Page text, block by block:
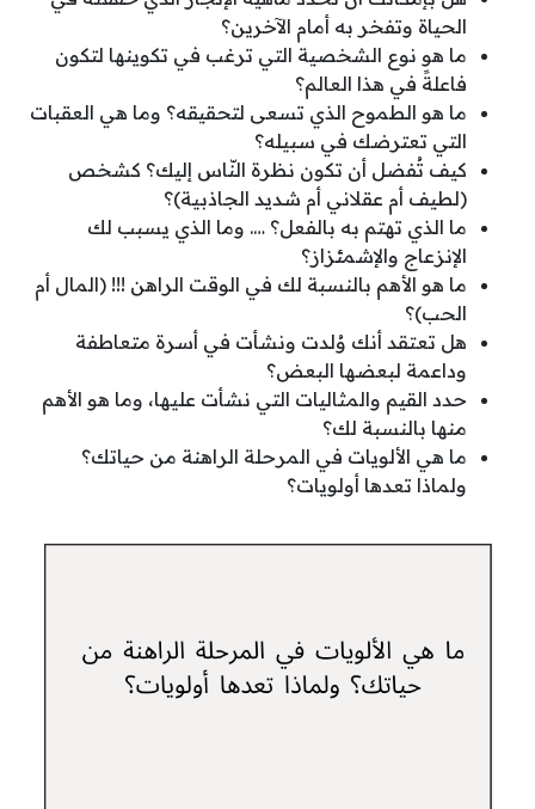
الحياة وتفخر به أمام الآخرين؟
ما هو نوع الشخصية التي ترغب في تكوينها لتكون
فاعلةً في هذا العالم؟
ما هو الطموح الذي تسعى لتحقيقه؟ وما هي العقبات
التي تعترضك في سبيله؟
كيف تُفضل أن تكون نظرة النّاس إليك؟ كشخص
(لطيف أم عقلاني أم شديد الجاذبية)؟
ما الذي تهتم به بالفعل؟ …. وما الذي يسبب لك
الإنزعاج والإشمئزاز؟
ما هو الأهم بالنسبة لك في الوقت الراهن !!! (المال أم
الحب)؟
هل تعتقد أنك وُلدت ونشأت في أسرة متعاطفة
وداعمة لبعضها البعض؟
حدد القيم والمثاليات التي نشأت عليها، وما هو الأهم
منها بالنسبة لك؟
ما هي الألويات في المرحلة الراهنة من حياتك؟
ولماذا تعدها أولويات؟